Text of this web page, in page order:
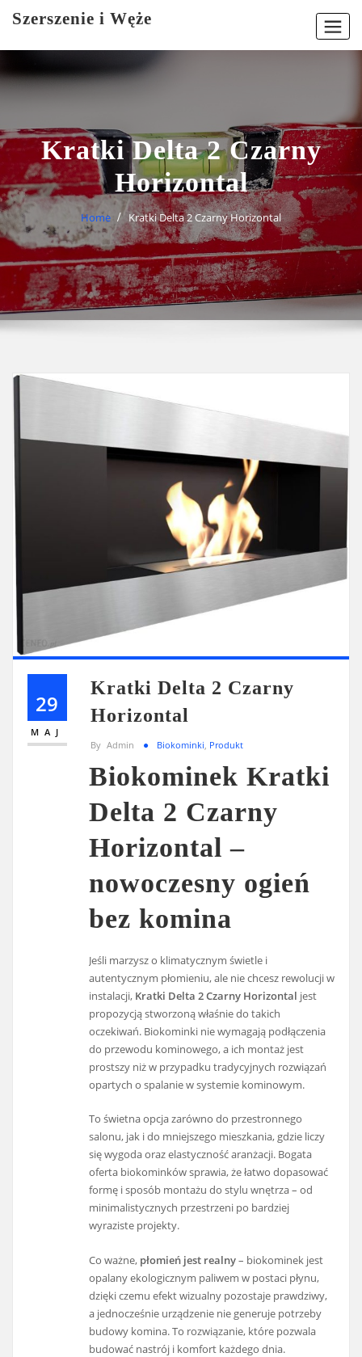
Szerszenie i Węże
Kratki Delta 2 Czarny
Horizontal
Home Kratki Delta 2 Czarny Horizontal
29
MAJ
Kratki Delta 2 Czarny
Horizontal
By Admin Biokominki, Produkt
Biokominek Kratki
Delta 2 Czarny
Horizontal –
nowoczesny ogień
bez komina
Jeśli marzysz o klimatycznym świetle i
autentycznym płomieniu, ale nie chcesz rewolucji w
instalacji, Kratki Delta 2 Czarny Horizontal jest
propozycją stworzoną właśnie do takich
oczekiwań. Biokominki nie wymagają podłączenia
do przewodu kominowego, a ich montaż jest
prostszy niż w przypadku tradycyjnych rozwiązań
opartych o spalanie w systemie kominowym.
To świetna opcja zarówno do przestronnego
salonu, jak i do mniejszego mieszkania, gdzie liczy
się wygoda oraz elastyczność aranżacji. Bogata
oferta biokominków sprawia, że łatwo dopasować
formę i sposób montażu do stylu wnętrza – od
minimalistycznych przestrzeni po bardziej
wyraziste projekty.
Co ważne, płomień jest realny– biokominek jest
opalany ekologicznym paliwem w postaci płynu,
dzięki czemu efekt wizualny pozostaje prawdziwy,
a jednocześnie urządzenie nie generuje potrzeby
budowy komina. To rozwiązanie, które pozwala
budować nastrój i komfort każdego dnia.